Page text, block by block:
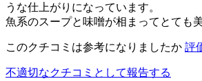
うな仕上がりになっています。
魚系のスープと味噌が相まってとても
このクチコミは参考になりましたか 評
不適切なクチコミとして報告する